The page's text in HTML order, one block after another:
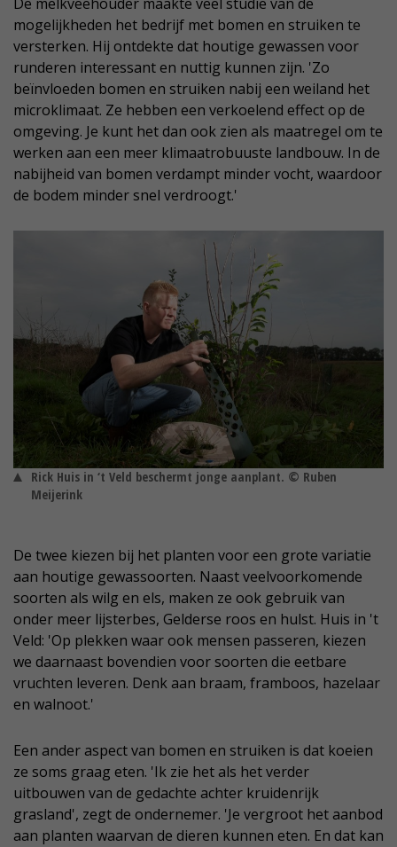
mogelijkheden het bedrijf met bomen en struiken te
versterken. Hij ontdekte dat houtige gewassen voor
runderen interessant en nuttig kunnen zijn. 'Zo
beïnvloeden bomen en struiken nabij een weiland het
microklimaat. Ze hebben een verkoelend effect op de
omgeving. Je kunt het dan ook zien als maatregel om te
werken aan een meer klimaatrobuuste landbouw. In de
nabijheid van bomen verdampt minder vocht, waardoor
de bodem minder snel verdroogt.'
Rick Huis in ‘t Veld beschermt jonge aanplant. © Ruben
Meijerink
De twee kiezen bij het planten voor een grote variatie
aan houtige gewassoorten. Naast veelvoorkomende
soorten als wilg en els, maken ze ook gebruik van
onder meer lijsterbes, Gelderse roos en hulst. Huis in 't
Veld: 'Op plekken waar ook mensen passeren, kiezen
we daarnaast bovendien voor soorten die eetbare
vruchten leveren. Denk aan braam, framboos, hazelaar
en walnoot.'
Een ander aspect van bomen en struiken is dat koeien
ze soms graag eten. 'Ik zie het als het verder
uitbouwen van de gedachte achter kruidenrijk
grasland', zegt de ondernemer. 'Je vergroot het aanbod
aan planten waarvan de dieren kunnen eten. En dat kan